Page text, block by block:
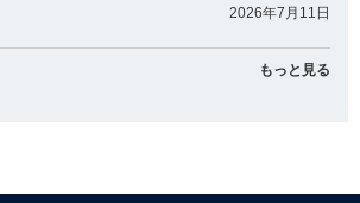
2026年7月11日
もっと見る